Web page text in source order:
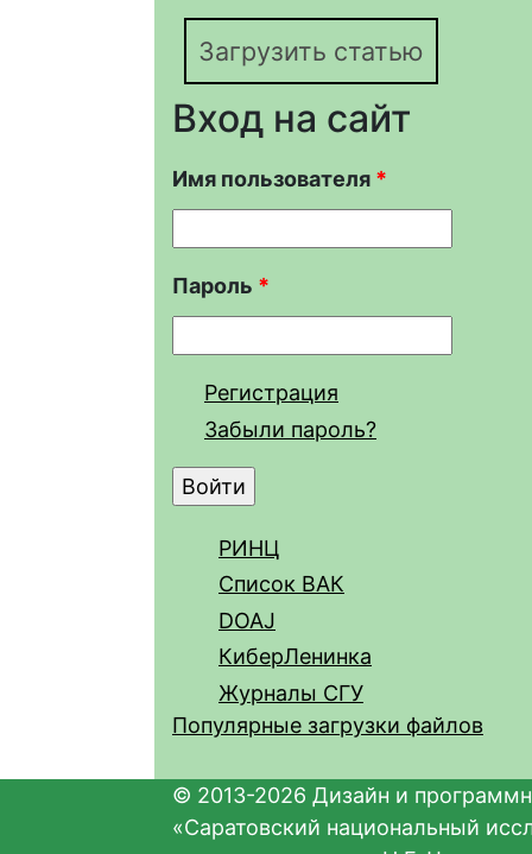
Загрузить статью
Вход на сайт
Имя пользователя *
Пароль *
Регистрация
Забыли пароль?
РИНЦ
Список ВАК
DOAJ
КиберЛенинка
Журналы СГУ
Популярные загрузки файлов
© 2013-2026 Дизайн и
«Саратовский национальный